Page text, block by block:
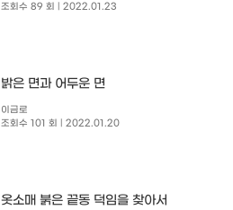
조회수 89 회
| 2022.01.23
밝은 면과 어두운 면
이금로
조회수 101 회
| 2022.01.20
옷소매 붉은 끝동 덕임을 찾아서